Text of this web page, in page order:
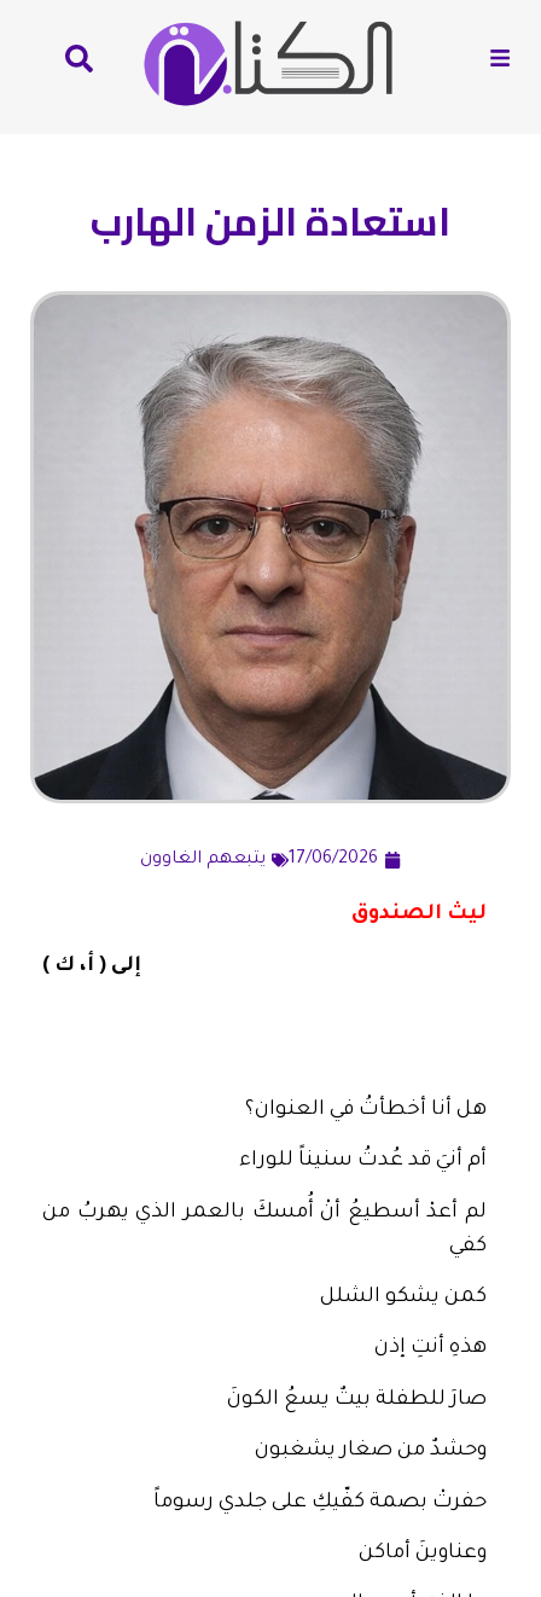
استعادة الزمن الهارب
17/06/2026 يتبعهم الغاوون
ليث الصندوق
إلى ( أ، ك )
هل أنا أخطأتُ في العنوان؟
أم أنيَ قد عُدتُ سنيناً للوراء
لم أعدْ أسطيعُ أنْ أُمسكَ بالعمر الذي يهربُ من
كفي
كمن يشكو الشلل
هذهِ أنتِ إذن
صارَ للطفلة بيتٌ يسعُ الكونَ
وحشدٌ من صغار يشغبون
حفرتْ بصمة كفّيكِ على جلدي رسوماً
وعناوينَ أماكن